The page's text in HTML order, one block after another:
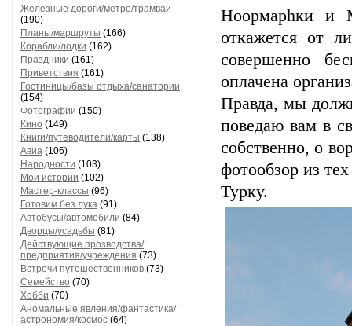
Железные дороги/метро/трамваи
(190)
Планы/маршруты (166)
Корабли/лодки (162)
Праздники (161)
Приветствия (161)
Гостиницы/базы отдыха/санатории
(154)
Фотографии (150)
Кино (149)
Книги/путеводители/карты (138)
Авиа (106)
Народности (103)
Мои истории (102)
Мастер-классы (96)
Готовим без лука (91)
Автобусы/автомобили (84)
Дворцы/усадьбы (81)
Действующие прозводства/
предприятия/учреждения (73)
Встречи путешественников (73)
Семейство (70)
Хобби (70)
Аномальные явления/фантастика/
астрономия/космос (64)
Ноормарhки и
откажется от
совершенно
оплачена
Правда, мы
поведаю вам в
собственно, о
фотообзор из
Турку.